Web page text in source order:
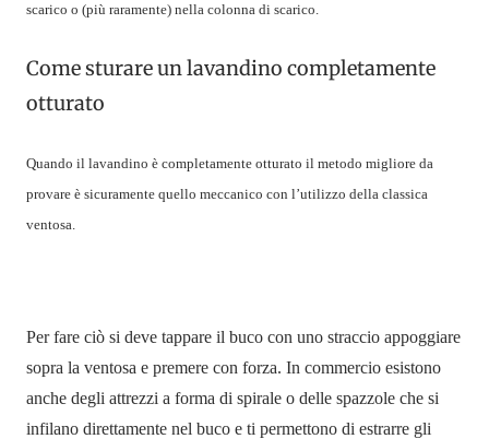
scarico o (più raramente) nella colonna di scarico.
Come sturare un lavandino completamente
otturato
Quando il lavandino è completamente otturato il metodo migliore da
provare è sicuramente quello meccanico con l’utilizzo della classica
ventosa.
Per fare ciò si deve tappare il buco con uno straccio appoggiare
sopra la ventosa e premere con forza. In commercio esistono
anche degli attrezzi a forma di spirale o delle spazzole che si
infilano direttamente nel buco e ti permettono di estrarre gli